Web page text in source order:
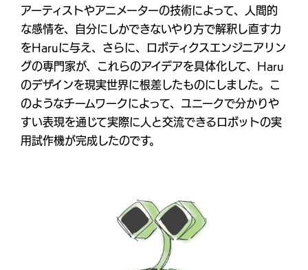
アーティストやアニメーターの技術によって、人間的
な感情を、自分にしかできないやり方で解釈し直す力
をHaruに与え、さらに、ロボティクスエンジニアリン
グの専門家が、これらのアイデアを具体化して、Haru
のデザインを現実世界に根差したものにしました。こ
のようなチームワークによって、ユニークで分かりや
すい表現を通じて実際に人と交流できるロボットの実
用試作機が完成したのです。